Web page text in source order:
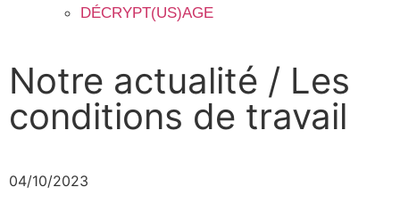
DÉCRYPT(US)AGE
Notre actualité / Les
conditions de travail
04/10/2023